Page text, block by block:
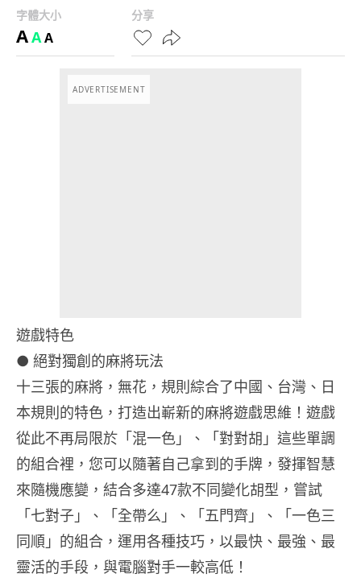
字體大小
AAA
分享
ADVERTISEMENT
遊戲特色
● 絕對獨創的麻將玩法
十三張的麻將，無花，規則綜合了中國、台灣、日
本規則的特色，打造出嶄新的麻將遊戲思維！遊戲
從此不再局限於「混一色」、「對對胡」這些單調
的組合裡，您可以隨著自己拿到的手牌，發揮智慧
來隨機應變，結合多達47款不同變化胡型，嘗試
「七對子」、「全帶么」、「五門齊」、「一色三
同順」的組合，運用各種技巧，以最快、最強、最
靈活的手段，與電腦對手一較高低！